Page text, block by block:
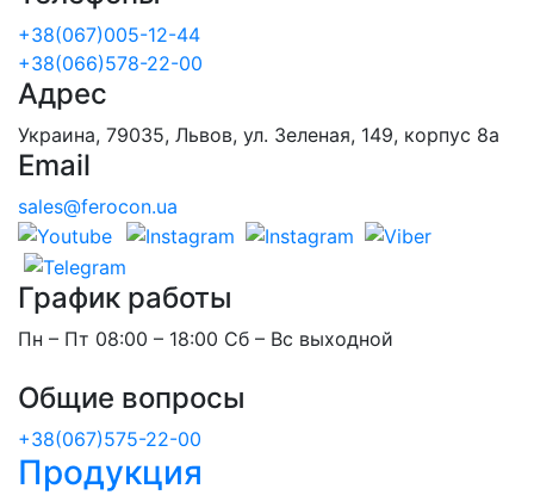
+38(067)005-12-44
+38(066)578-22-00
Адрес
Украина, 79035, Львов, ул. Зеленая, 149, корпус 8а
Email
sales@ferocon.ua
График работы
Пн – Пт 08:00 – 18:00 Сб – Вс выходной
Общие вопросы
+38(067)575-22-00
Продукция